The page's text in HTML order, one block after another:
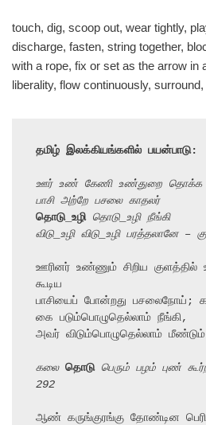
touch, dig, scoop out, wear tightly,
discharge, fasten, string together,
with a rope, fix or set as the arrow in
liberality, flow continuously,
தமிழ் இலக்கியங்களில் பயன்பாடு:
ஊர் உண் கேணி உண்துறை தொக்க
பாசி அற்றே பசலை காதலர்
தொடு_உழி தொடு_உழி நீங்கி
விடு_உழி விடு_உழி பரத்தலானே –
ஊரினர் உண்ணும் சிறிய குளத்தில்
கூடிய
பாசியைப் போன்றது பசலைநோய்;
கை படும்பொழுதெல்லாம் நீங்கி,
அவர் விடும்பொழுதெல்லாம் மீண்டும்
கலை தொடு பெரும் பழம் புண்
292
ஆண் கருங்குரங்கு தோண்டின